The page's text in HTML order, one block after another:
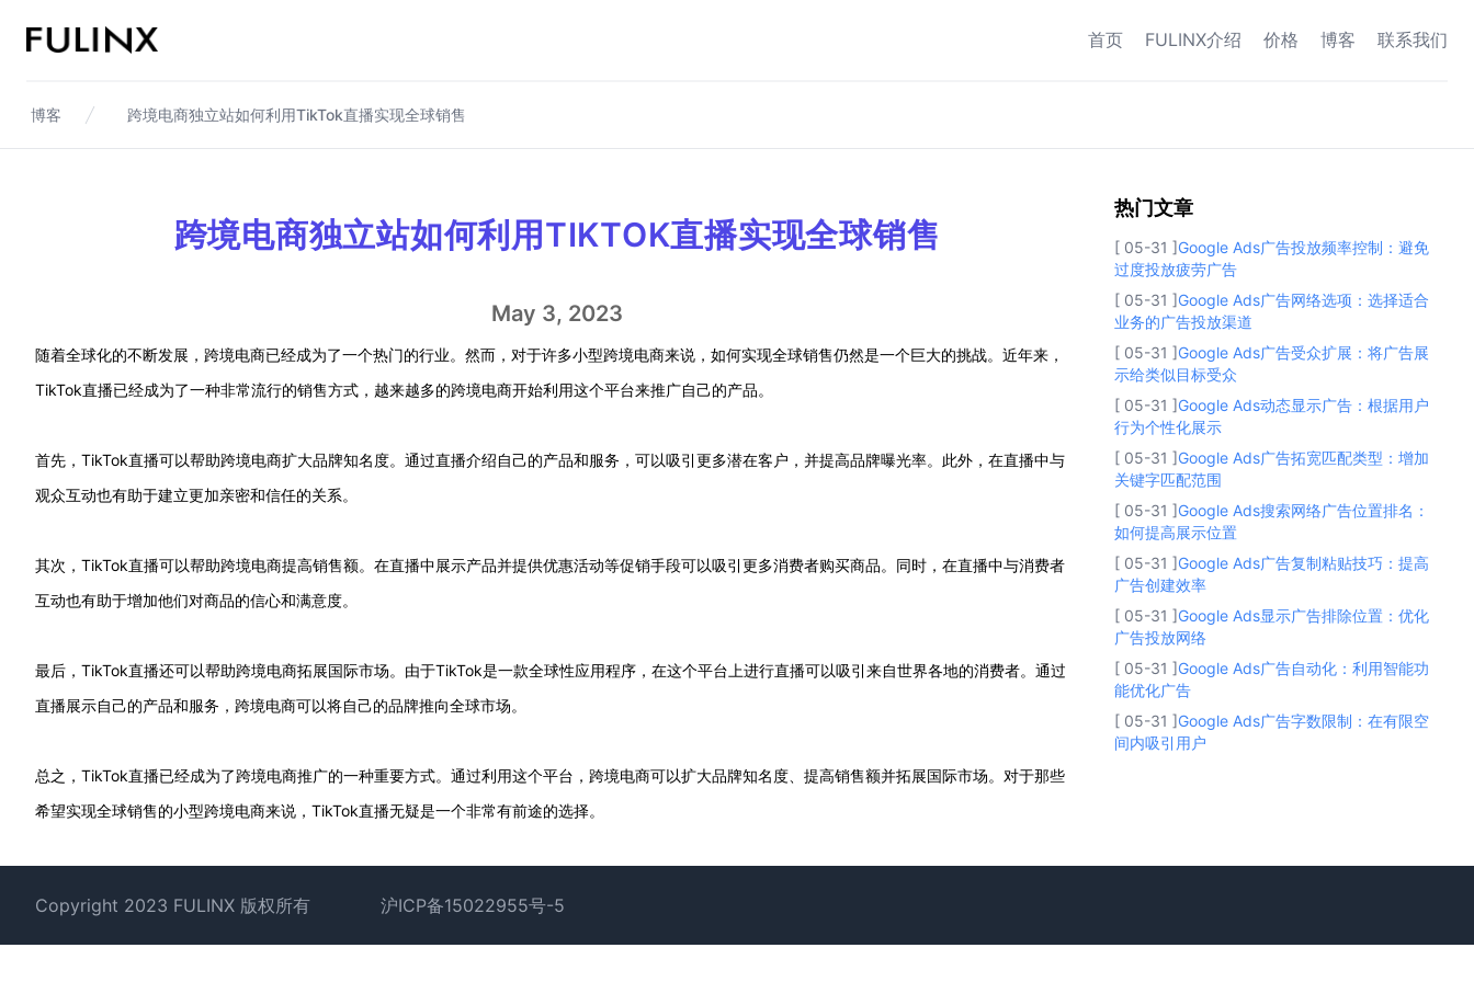
Fulinx-跨境电商独立站自建站平台 首页 FULINX介绍 价格 博客 联系我们
博客 跨境电商独立站如何利用TikTok直播实现全球销售
跨境电商独立站如何利用TIKTOK直播实现全球销售
May 3, 2023
随着全球化的不断发展，跨境电商已经成为了一个热门的行业。然而，对于许多小型跨境电商来说，如何实现全球销售仍然是一个巨大的挑战。近年来，
TikTok直播已经成为了一种非常流行的销售方式，越来越多的跨境电商开始利用这个平台来推广自己的产品。
首先，TikTok直播可以帮助跨境电商扩大品牌知名度。通过直播介绍自己的产品和服务，可以吸引更多潜在客户，并提高品牌曝光率。此外，在直播中与
观众互动也有助于建立更加亲密和信任的关系。
其次，TikTok直播可以帮助跨境电商提高销售额。在直播中展示产品并提供优惠活动等促销手段可以吸引更多消费者购买商品。同时，在直播中与消费者
互动也有助于增加他们对商品的信心和满意度。
最后，TikTok直播还可以帮助跨境电商拓展国际市场。由于TikTok是一款全球性应用程序，在这个平台上进行直播可以吸引来自世界各地的消费者。通过
直播展示自己的产品和服务，跨境电商可以将自己的品牌推向全球市场。
总之，TikTok直播已经成为了跨境电商推广的一种重要方式。通过利用这个平台，跨境电商可以扩大品牌知名度、提高销售额并拓展国际市场。对于那些
希望实现全球销售的小型跨境电商来说，TikTok直播无疑是一个非常有前途的选择。
热门文章
[ 05-31 ]Google Ads广告投放频率控制：避免
过度投放疲劳广告
[ 05-31 ]Google Ads广告网络选项：选择适合
业务的广告投放渠道
[ 05-31 ]Google Ads广告受众扩展：将广告展
示给类似目标受众
[ 05-31 ]Google Ads动态显示广告：根据用户
行为个性化展示
[ 05-31 ]Google Ads广告拓宽匹配类型：增加
关键字匹配范围
[ 05-31 ]Google Ads搜索网络广告位置排名：
如何提高展示位置
[ 05-31 ]Google Ads广告复制粘贴技巧：提高
广告创建效率
[ 05-31 ]Google Ads显示广告排除位置：优化
广告投放网络
[ 05-31 ]Google Ads广告自动化：利用智能功
能优化广告
[ 05-31 ]Google Ads广告字数限制：在有限空
间内吸引用户
Copyright 2023 FULINX 版权所有 沪ICP备15022955号-5